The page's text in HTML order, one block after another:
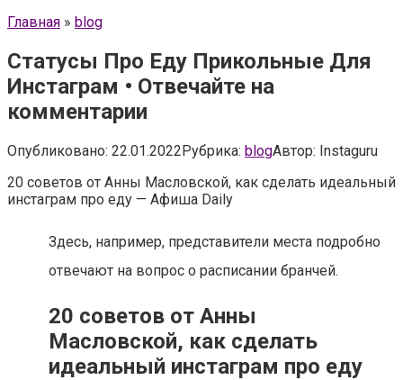
Главная » blog
Статусы Про Еду Прикольные Для
Инстаграм • Отвечайте на
комментарии
Опубликовано: 22.01.2022Рубрика: blogАвтор: Instaguru
20 советов от Анны Масловской, как сделать идеальный
инстаграм про еду — Афиша Daily
Здесь, например, представители места подробно
отвечают на вопрос о расписании бранчей.
20 советов от Анны
Масловской, как сделать
идеальный инстаграм про еду